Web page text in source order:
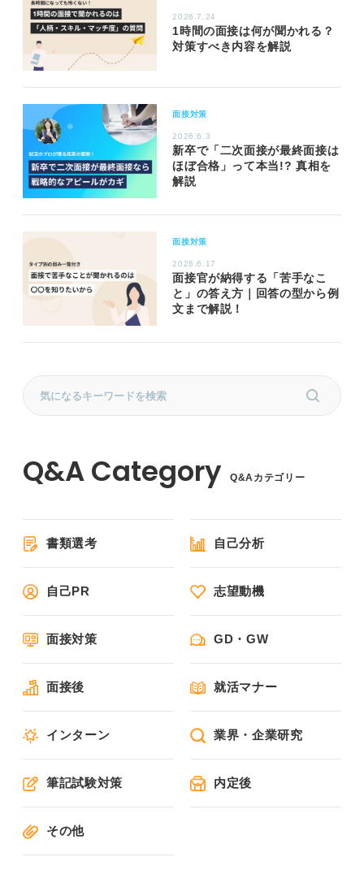
2026.7.24
1時間の面接は何が聞かれる？
対策すべき内容を解説
面接対策
2026.6.3
新卒で「二次面接が最終面接は
ほぼ合格」って本当!? 真相を
解説
面接対策
2026.6.17
面接官が納得する「苦手なこ
と」の答え方｜回答の型から例
文まで解説！
Q&Aカテゴリー
書類選考 自己分析
自己PR 志望動機
面接対策 GD・GW
面接後 就活マナー
インターン 業界・企業研究
筆記試験対策 内定後
その他